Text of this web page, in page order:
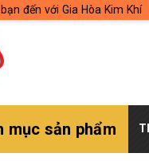
đến với Gia Hòa Kim Khí
mục sản phẩm